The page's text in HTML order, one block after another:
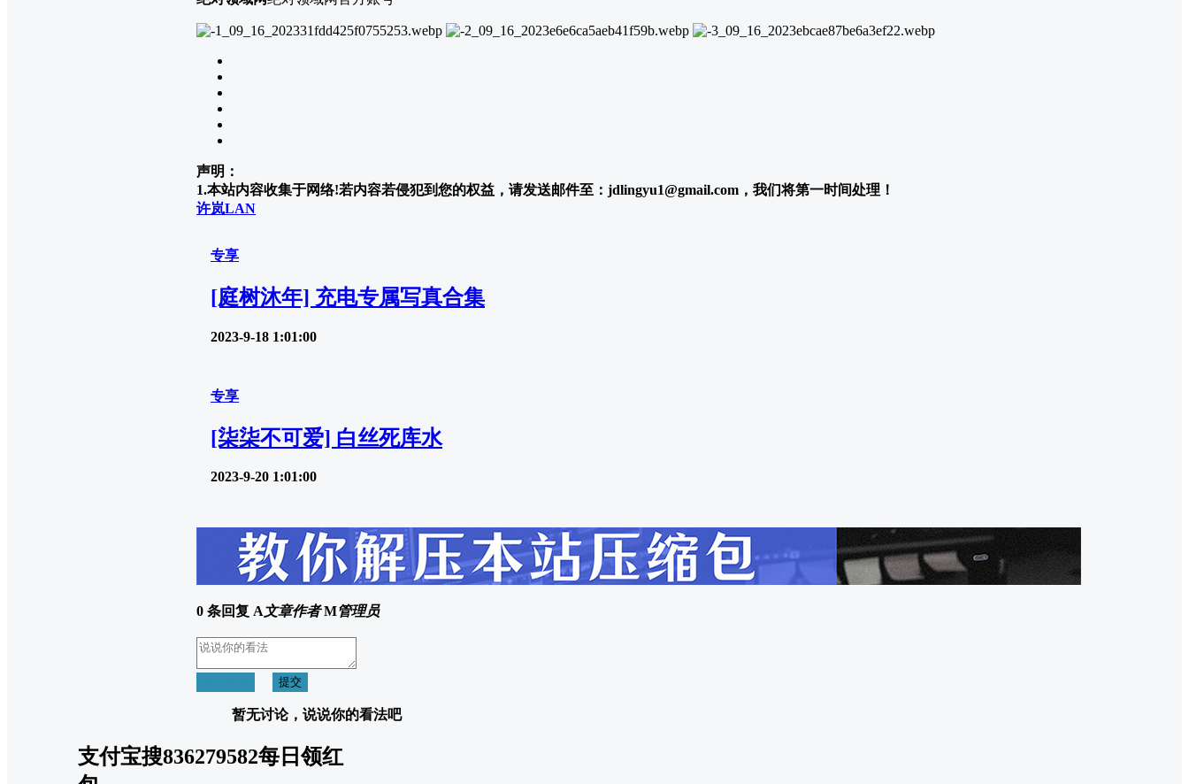
声明：
1.本站内容收集于网络!若内容若侵犯到您的权益，请发送邮件至：jdlingyu1@gmail.com，我们将第一时间处理！
许岚LAN
专享
[庭树沐年] 充电专属写真合集
2023-9-18 1:01:00
专享
[柒柒不可爱] 白丝死库水
2023-9-20 1:01:00
0 条回复 A文章作者 M管理员
提交
暂无讨论，说说你的看法吧
支付宝搜836279582每日领红